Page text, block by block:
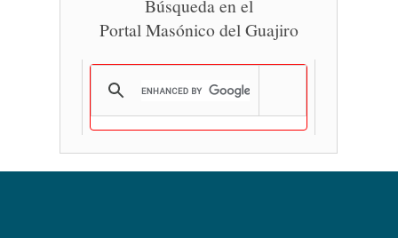
Búsqueda en el
Portal Masónico del Guajiro